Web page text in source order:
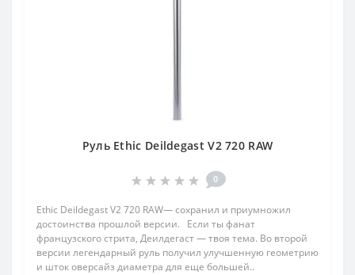
Руль Ethic Deildegast V2 720 RAW
0
Ethic Deildegast V2 720 RAW— сохранил и приумножил
достоинства прошлой версии. Если ты фанат
французского стрита, Деилдегаст — твоя тема. Во второй
версии легендарный руль получил улучшенную геометрию
и шток оверсайз диаметра для еще большей..